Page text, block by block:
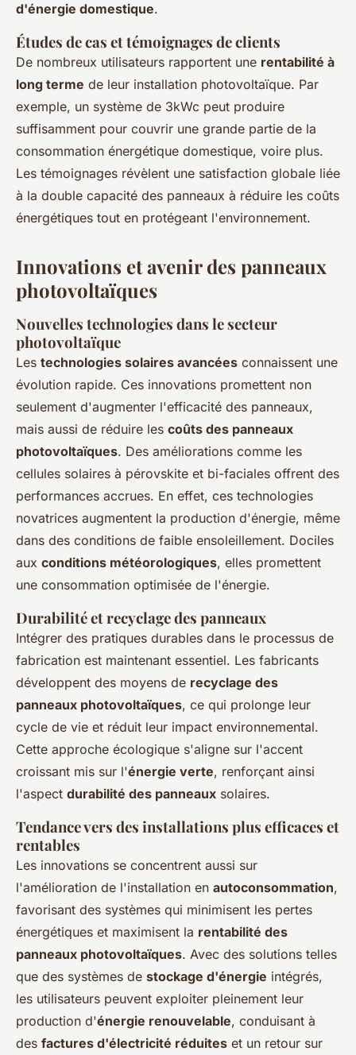
d'énergie domestique.
Études de cas et témoignages de clients
De nombreux utilisateurs rapportent une rentabilité à
long terme de leur installation photovoltaïque. Par
exemple, un système de 3kWc peut produire
suffisamment pour couvrir une grande partie de la
consommation énergétique domestique, voire plus.
Les témoignages révèlent une satisfaction globale liée
à la double capacité des panneaux à réduire les coûts
énergétiques tout en protégeant l'environnement.
Innovations et avenir des panneaux
photovoltaïques
Nouvelles technologies dans le secteur
photovoltaïque
Les technologies solaires avancées connaissent une
évolution rapide. Ces innovations promettent non
seulement d'augmenter l'efficacité des panneaux,
mais aussi de réduire les coûts des panneaux
photovoltaïques. Des améliorations comme les
cellules solaires à pérovskite et bi-faciales offrent des
performances accrues. En effet, ces technologies
novatrices augmentent la production d'énergie, même
dans des conditions de faible ensoleillement. Dociles
aux conditions météorologiques, elles promettent
une consommation optimisée de l'énergie.
Durabilité et recyclage des panneaux
Intégrer des pratiques durables dans le processus de
fabrication est maintenant essentiel. Les fabricants
développent des moyens de recyclage des
panneaux photovoltaïques, ce qui prolonge leur
cycle de vie et réduit leur impact environnemental.
Cette approche écologique s'aligne sur l'accent
croissant mis sur l'énergie verte, renforçant ainsi
l'aspect durabilité des panneaux solaires.
Tendance vers des installations plus efficaces et
rentables
Les innovations se concentrent aussi sur
l'amélioration de l'installation en autoconsommation,
favorisant des systèmes qui minimisent les pertes
énergétiques et maximisent la rentabilité des
panneaux photovoltaïques. Avec des solutions telles
que des systèmes de stockage d'énergie intégrés,
les utilisateurs peuvent exploiter pleinement leur
production d'énergie renouvelable, conduisant à
des factures d'électricité réduites et un retour sur